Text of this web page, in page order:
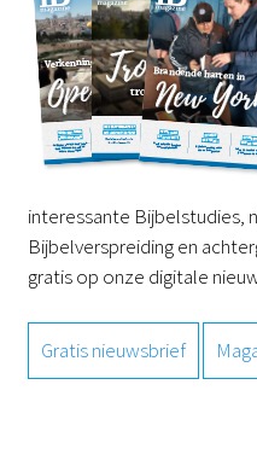
interessante Bijbelstudies,
Bijbelverspreiding en
gratis op onze digitale
Gratis nieuwsbrief